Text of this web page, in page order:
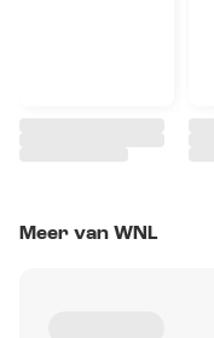
Meer van WNL